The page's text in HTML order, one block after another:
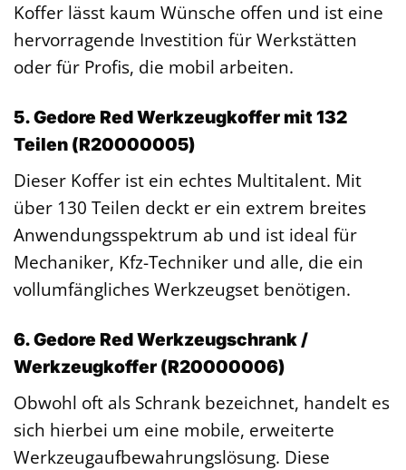
Koffer lässt kaum Wünsche offen und ist eine
hervorragende Investition für Werkstätten
oder für Profis, die mobil arbeiten.
5. Gedore Red Werkzeugkoffer mit 132
Teilen (R20000005)
Dieser Koffer ist ein echtes Multitalent. Mit
über 130 Teilen deckt er ein extrem breites
Anwendungsspektrum ab und ist ideal für
Mechaniker, Kfz-Techniker und alle, die ein
vollumfängliches Werkzeugset benötigen.
6. Gedore Red Werkzeugschrank /
Werkzeugkoffer (R20000006)
Obwohl oft als Schrank bezeichnet, handelt es
sich hierbei um eine mobile, erweiterte
Werkzeugaufbewahrungslösung. Diese